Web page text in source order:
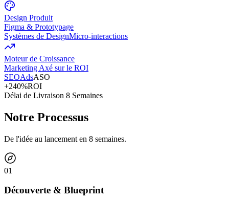
Design Produit
Figma & Prototypage
Systèmes de DesignMicro-interactions
Moteur de Croissance
Marketing Axé sur le ROI
SEOAdsASO
+240%ROI
Délai de Livraison 8 Semaines
Notre Processus
De l'idée au lancement en 8 semaines.
01
Découverte & Blueprint